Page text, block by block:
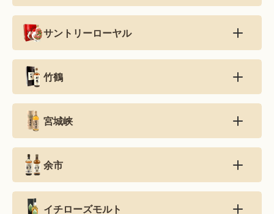
サントリーローヤル
竹鶴
宮城峡
余市
イチローズモルト